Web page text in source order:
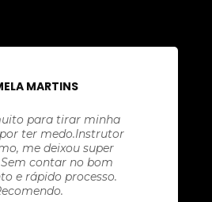
MARTINS
para tirar minha
ter medo.Instrutor
me deixou super
contar no bom
e rápido processo.